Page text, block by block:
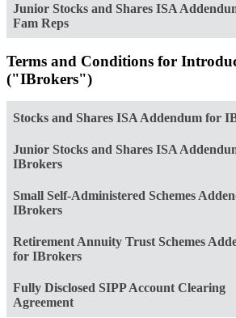
Junior Stocks and Shares ISA
Fam Reps
Terms and Conditions for
("IBrokers")
Stocks and Shares ISA Addendum for
Junior Stocks and Shares ISA
IBrokers
Small Self-Administered Schemes
IBrokers
Retirement Annuity Trust Schemes
for IBrokers
Fully Disclosed SIPP Account Clearing
Agreement